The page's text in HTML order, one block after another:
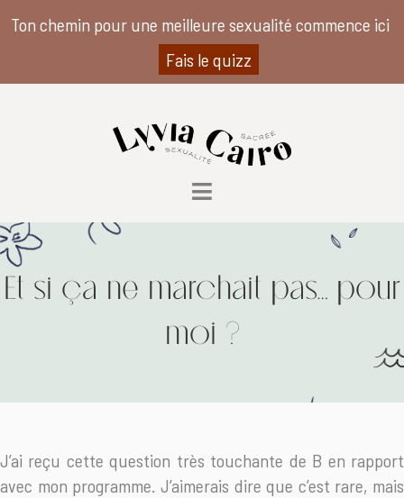
Et si ça ne marchait pas… pour
moi ?
J’ai reçu cette question très touchante de B en rapport
avec mon programme. J’aimerais dire que c’est rare, mais
Ton chemin pour une meilleure sexualité commence ici
Fais le quizz